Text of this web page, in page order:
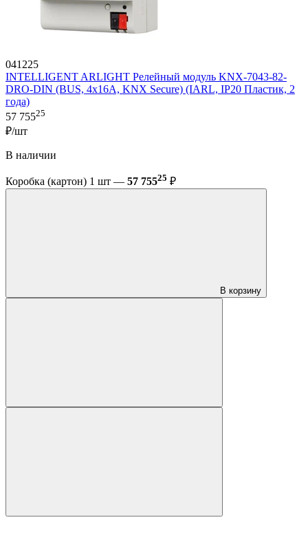
041225
INTELLIGENT ARLIGHT Релейный модуль KNX-7043-82-
DRO-DIN (BUS, 4x16А, KNX Secure) (IARL, IP20 Пластик, 2
года)
57 75525
₽/шт
В наличии
Коробка (картон) 1 шт — 57 75525 ₽
В корзину